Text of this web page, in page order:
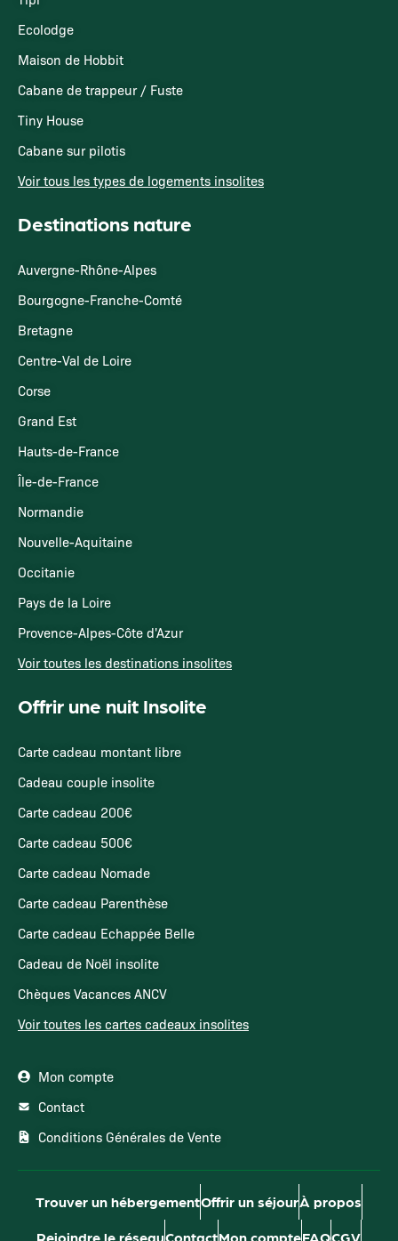
Ecolodge
Maison de Hobbit
Cabane de trappeur / Fuste
Tiny House
Cabane sur pilotis
Voir tous les types de logements insolites
Destinations nature
Auvergne-Rhône-Alpes
Bourgogne-Franche-Comté
Bretagne
Centre-Val de Loire
Corse
Grand Est
Hauts-de-France
Île-de-France
Normandie
Nouvelle-Aquitaine
Occitanie
Pays de la Loire
Provence-Alpes-Côte d'Azur
Voir toutes les destinations insolites
Offrir une nuit Insolite
Carte cadeau montant libre
Cadeau couple insolite
Carte cadeau 200€
Carte cadeau 500€
Carte cadeau Nomade
Carte cadeau Parenthèse
Carte cadeau Echappée Belle
Cadeau de Noël insolite
Chèques Vacances ANCV
Voir toutes les cartes cadeaux insolites
Mon compte
Contact
Conditions Générales de Vente
Trouver un hébergementOffrir un séjourÀ propos
Rejoindre le réseauContactMon compteFAQCGV